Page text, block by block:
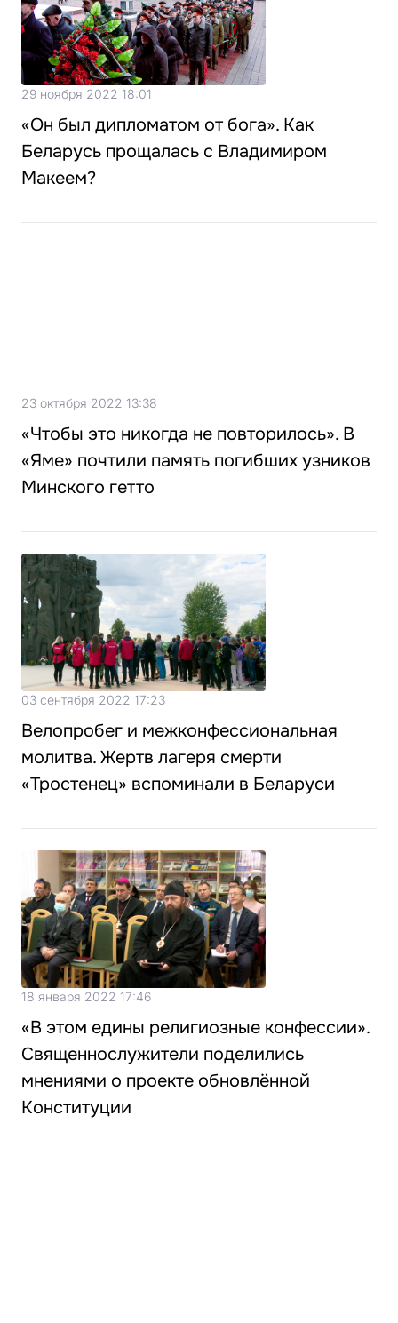
29 ноября 2022 18:01
«Он был дипломатом от бога». Как
Беларусь прощалась с Владимиром
Макеем?
23 октября 2022 13:38
«Чтобы это никогда не повторилось». В
«Яме» почтили память погибших узников
Минского гетто
03 сентября 2022 17:23
Велопробег и межконфессиональная
молитва. Жертв лагеря смерти
«Тростенец» вспоминали в Беларуси
18 января 2022 17:46
«В этом едины религиозные конфессии».
Священнослужители поделились
мнениями о проекте обновлённой
Конституции